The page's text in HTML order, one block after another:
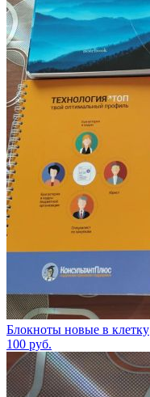
Блокноты новые в клетку
100 руб.